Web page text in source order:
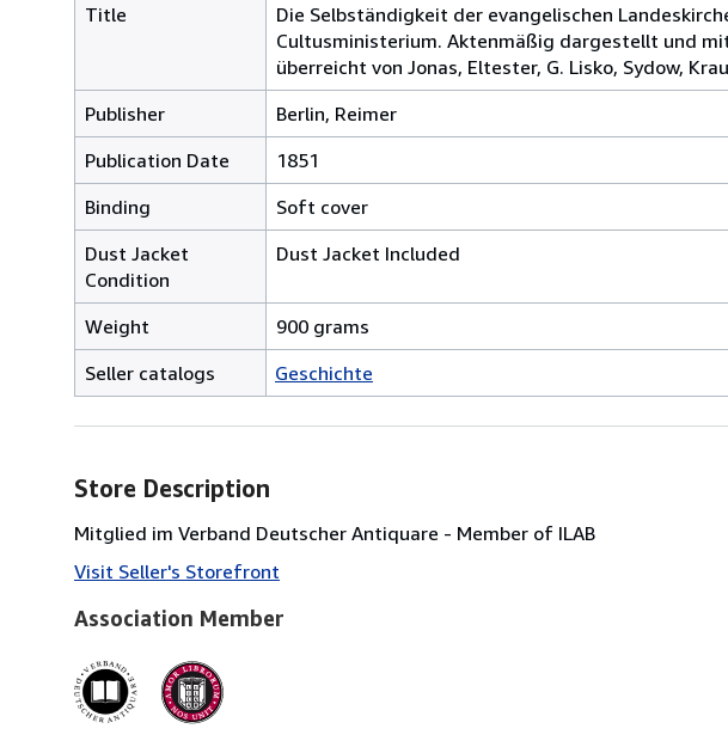
Title
Die Selbständigkeit der evangelischen
Cultusministerium. Aktenmäßig dargestellt und
überreicht von Jonas, Eltester, G. Lisko, Sydow,
Publisher
Berlin, Reimer
Publication Date
1851
Binding
Soft cover
Dust Jacket
Condition
Dust Jacket Included
Weight
900 grams
Seller catalogs
Geschichte
Store Description
Mitglied im Verband Deutscher Antiquare - Member of ILAB
Visit Seller's Storefront
Association Member